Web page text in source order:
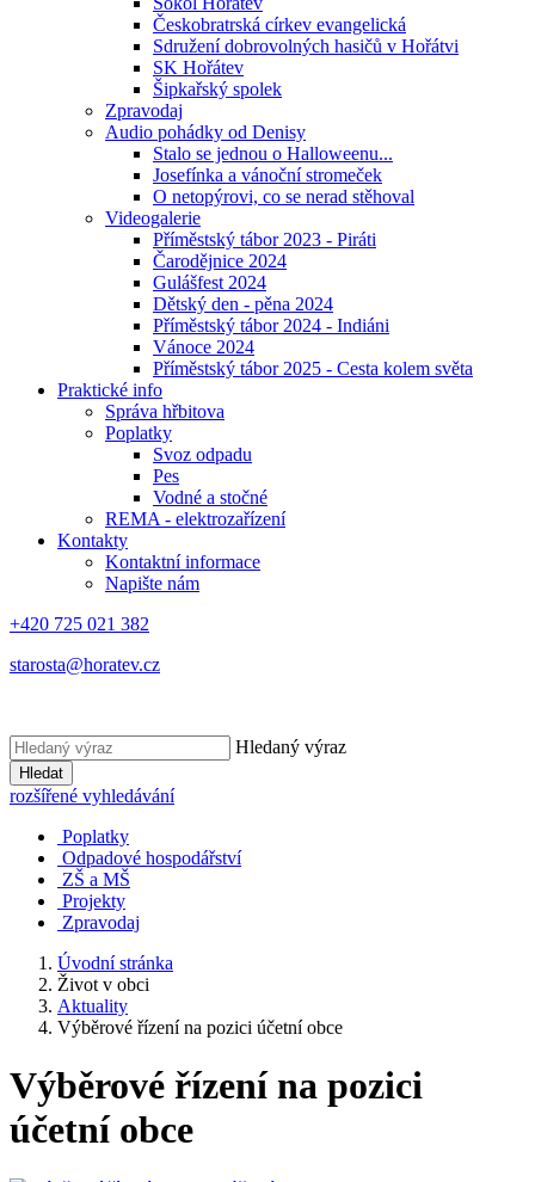
Českobratrská církev evangelická
Sdružení dobrovolných hasičů v Hořátvi
SK Hořátev
Šipkařský spolek
Zpravodaj
Audio pohádky od Denisy
Stalo se jednou o Halloweenu...
Josefínka a vánoční stromeček
O netopýrovi, co se nerad stěhoval
Videogalerie
Příměstský tábor 2023 - Piráti
Čarodějnice 2024
Gulášfest 2024
Dětský den - pěna 2024
Příměstský tábor 2024 - Indiáni
Vánoce 2024
Příměstský tábor 2025 - Cesta kolem světa
Praktické info
Správa hřbitova
Poplatky
Svoz odpadu
Pes
Vodné a stočné
REMA - elektrozařízení
Kontakty
Kontaktní informace
Napište nám
+420 725 021 382
starosta@horatev.cz
Hledaný výraz
Hledat
rozšířené vyhledávání
Poplatky
Odpadové hospodářství
ZŠ a MŠ
Projekty
Zpravodaj
Úvodní stránka
Život v obci
Aktuality
Výběrové řízení na pozici účetní obce
Výběrové řízení na pozici
účetní obce